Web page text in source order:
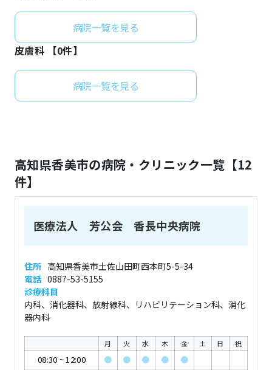
病院一覧を見る
皮膚科 【0件】
病院一覧を見る
高知県香美市の病院・クリニック一覧【12
件】
医療法人 芳公会 香長中央病院
住所 高知県香美市土佐山田町西本町5-5-34
電話 0887-53-5155
診療科目
内科、消化器科、放射線科、リハビリテーション科、消化
器内科
月 火 水 木 金 土 日 祝
08:30 ~12:00 ● ● ● ●
●